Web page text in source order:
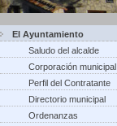
El Ayuntamiento
Saludo del alcalde
Corporación municipal
Perfil del Contratante
Directorio municipal
Ordenanzas